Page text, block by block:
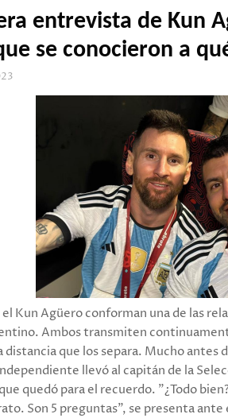
entrevista de Kun
se conocieron a
Kun Agüero conforman una de las
Ambos transmiten
distancia que los separa. Mucho antes
llevó al capitán de la
quedó para el recuerdo. "¿Todo
Son 5 preguntas", se presenta